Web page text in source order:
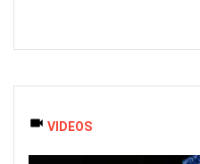
VIDEOS